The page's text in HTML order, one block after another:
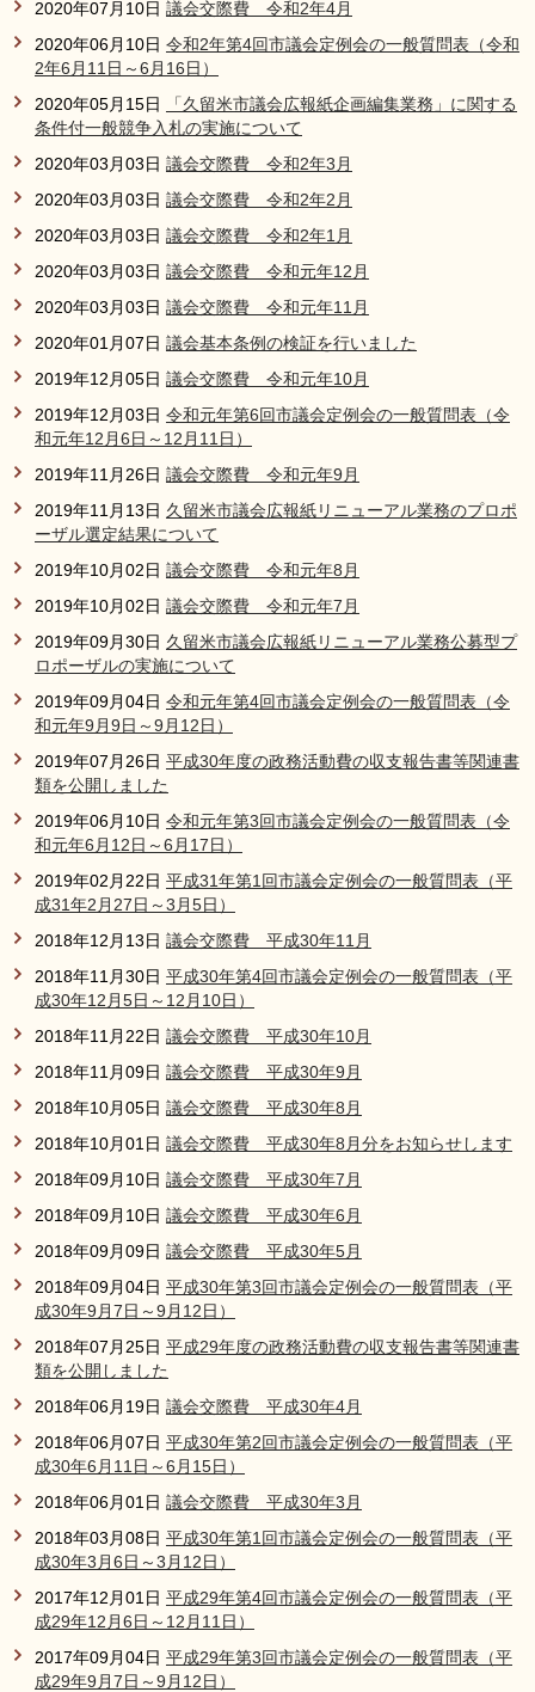
2020年07月10日 議会交際費 令和2年4月
2020年06月10日 令和2年第4回市議会定例会の一般質問表（令和
2年6月11日～6月16日）
2020年05月15日
「久留米市議会広報紙企画編集業務」に関する
条件付一般競争入札の実施について
2020年03月03日 議会交際費 令和2年3月
2020年03月03日 議会交際費 令和2年2月
2020年03月03日 議会交際費 令和2年1月
2020年03月03日 議会交際費 令和元年12月
2020年03月03日 議会交際費 令和元年11月
2020年01月07日 議会基本条例の検証を行いました
2019年12月05日 議会交際費 令和元年10月
2019年12月03日 令和元年第6回市議会定例会の一般質問表（令
和元年12月6日～12月11日）
2019年11月26日 議会交際費 令和元年9月
2019年11月13日 久留米市議会広報紙リニューアル業務のプロポ
ーザル選定結果について
2019年10月02日 議会交際費 令和元年8月
2019年10月02日 議会交際費 令和元年7月
2019年09月30日 久留米市議会広報紙リニューアル業務公募型プ
ロポーザルの実施について
2019年09月04日 令和元年第4回市議会定例会の一般質問表（令
和元年9月9日～9月12日）
2019年07月26日 平成30年度の政務活動費の収支報告書等関連書
類を公開しました
2019年06月10日 令和元年第3回市議会定例会の一般質問表（令
和元年6月12日～6月17日）
2019年02月22日 平成31年第1回市議会定例会の一般質問表（平
成31年2月27日～3月5日）
2018年12月13日 議会交際費 平成30年11月
2018年11月30日 平成30年第4回市議会定例会の一般質問表（平
成30年12月5日～12月10日）
2018年11月22日 議会交際費 平成30年10月
2018年11月09日 議会交際費 平成30年9月
2018年10月05日 議会交際費 平成30年8月
2018年10月01日 議会交際費 平成30年8月分をお知らせします
2018年09月10日 議会交際費 平成30年7月
2018年09月10日 議会交際費 平成30年6月
2018年09月09日 議会交際費 平成30年5月
2018年09月04日 平成30年第3回市議会定例会の一般質問表（平
成30年9月7日～9月12日）
2018年07月25日 平成29年度の政務活動費の収支報告書等関連書
類を公開しました
2018年06月19日 議会交際費 平成30年4月
2018年06月07日 平成30年第2回市議会定例会の一般質問表（平
成30年6月11日～6月15日）
2018年06月01日 議会交際費 平成30年3月
2018年03月08日 平成30年第1回市議会定例会の一般質問表（平
成30年3月6日～3月12日）
2017年12月01日 平成29年第4回市議会定例会の一般質問表（平
成29年12月6日～12月11日）
2017年09月04日 平成29年第3回市議会定例会の一般質問表（平
成29年9月7日～9月12日）